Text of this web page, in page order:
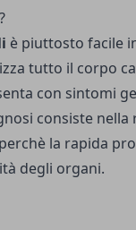
è piuttosto facile
tutto il corpo
con sintomi
consiste
la rapida
degli organi.